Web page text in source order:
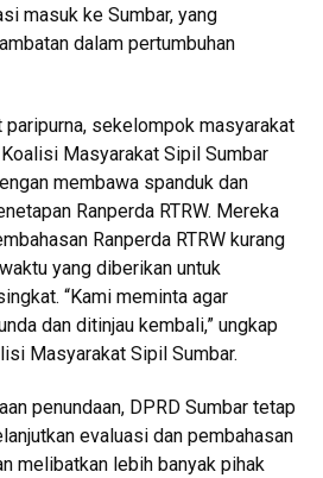
masuk ke Sumbar, yang
dalam pertumbuhan
paripurna, sekelompok masyarakat
Masyarakat Sipil Sumbar
membawa spanduk dan
Ranperda RTRW. Mereka
Ranperda RTRW kurang
yang diberikan untuk
“Kami meminta agar
dan ditinjau kembali,” ungkap
Masyarakat Sipil Sumbar.
penundaan, DPRD Sumbar tetap
evaluasi dan pembahasan
melibatkan lebih banyak pihak